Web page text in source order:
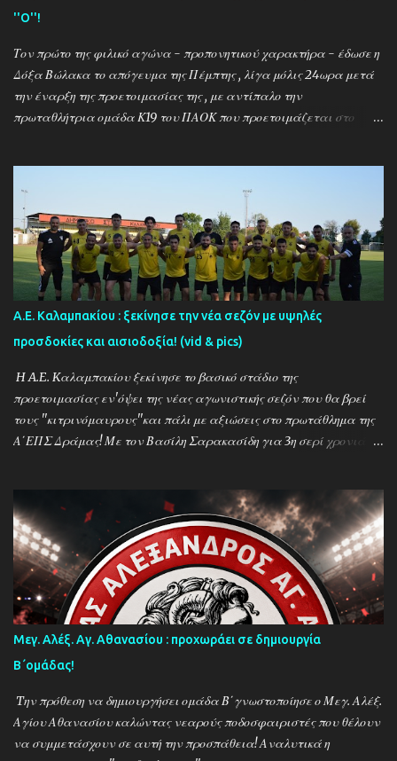
''Ο''!
Τον πρώτο της φιλικό αγώνα - προπονητικού χαρακτήρα - έδωσε η
Δόξα Βώλακα το απόγευμα της Πέμπτης , λίγα μόλις 24ωρα μετά
την έναρξη της προετοιμασίας της , με αντίπαλο την
πρωταθλήτρια ομάδα Κ19 του ΠΑΟΚ που προετοιμάζεται στο
έχουν ως νέο προπονητή τον Μαροκινό πρώην σταρ του ΠΑΟΚ και
της Νάπολι Ομάρ Ελ Καντουρί! Η αποστολή της Κ19 του ΠΑΟΚ ,
αφού ολοκλήρωσε το πρώτο μέρος των προπονήσεων στη Σουρωτή,
μετακόμισε στη Δράμα όπου θα παραμείνει έως τις 4 Αυγούστου.
Στο διάστημα της παραμονής της στον Βώλακα, η ομάδα θα δώσει
τα πρώτα της φιλικά παιχνίδια απέναντι στην τοπική ομάδα και
τέσσερις αναμετρήσεις (με ΠΑΟΚ Κρηστώνης, Παραλίμνι, Αγ.
Νικόλαο και Ποσειδώνα Ν. Μηχανιώνας) μέχρι την επίσημη
σέντρα στα τέλη Αυγούστου. Απο την άλλη πλευρά ο προπ...
Α.Ε. Καλαμπακίου : ξεκίνησε την νέα σεζόν με υψηλές
προσδοκίες και αισιοδοξία! (vid & pics)
H A.E. Kαλαμπακίου ξεκίνησε το βασικό στάδιο της
προετοιμασίας εν'όψει της νέας αγωνιστικής σεζόν που θα βρεί
τους ''κιτρινόμαυρους''και πάλι με αξιώσεις στο πρωτάθλημα της
Α΄ΕΠΣ Δράμας! Με τον Βασίλη Σαρακασίδη για 3η σερί χρονιά
δυναμική των ''κιτρινόμαυρων''! Παρακάτω δείτε φωτοστιγμές
απο τις προπονήσεις της δραμινής ομάδας μέσα απο τον φακό της
''Ο'' που βρέθηκε στο γήπεδο του Καλαμπακίου ενώ δηλώσεις
κάνουν οι κ.κ. Σαρακασίδης Βασίλης (προπονητής) , Βαβλιάκης
Χρόνης (τεχνικός διευθυντής) και οι ποδοσφαιριστές Μάριος
Βουτσινάς και Ηλίας Σταμπουλής!
Μεγ. Αλέξ. Αγ. Αθανασίου : προχωράει σε δημιουργία
Β΄ομάδας!
Tην πρόθεση να δημιουργήσει ομάδα Β΄γνωστοποίησε ο Μεγ. Αλέξ.
Αγίου Αθανασίου καλώντας νεαρούς ποδοσφαιριστές που θέλουν
να συμμετάσχουν σε αυτή την προσπάθεια! Αναλυτικά η